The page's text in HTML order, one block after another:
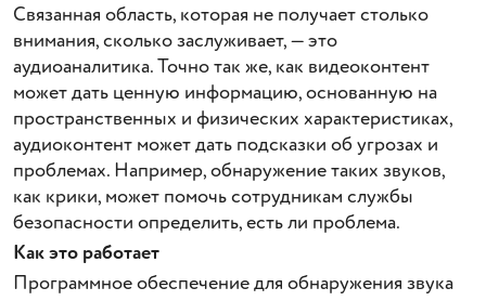
Связанная область, которая не получает столько
внимания, сколько заслуживает, — это
аудиоаналитика. Точно так же, как видеоконтент
может дать ценную информацию, основанную на
пространственных и физических характеристиках,
аудиоконтент может дать подсказки об угрозах и
проблемах. Например, обнаружение таких звуков,
как крики, может помочь сотрудникам службы
безопасности определить, есть ли проблема.
Как это работает
Программное обеспечение для обнаружения звука